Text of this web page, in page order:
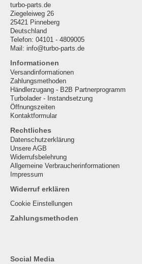
turbo-parts.de
Ziegeleiweg 26
25421 Pinneberg
Deutschland
Telefon: 04101 - 4809005
Mail: info@turbo-parts.de
Informationen
Versandinformationen
Zahlungsmethoden
Händlerzugang - B2B Partnerprogramm
Turbolader - Instandsetzung
Öffnungszeiten
Kontaktformular
Rechtliches
Datenschutzerklärung
Unsere AGB
Widerrufsbelehrung
Allgemeine Verbraucherinformationen
Impressum
Widerruf erklären
Cookie Einstellungen
Zahlungsmethoden
Social Media